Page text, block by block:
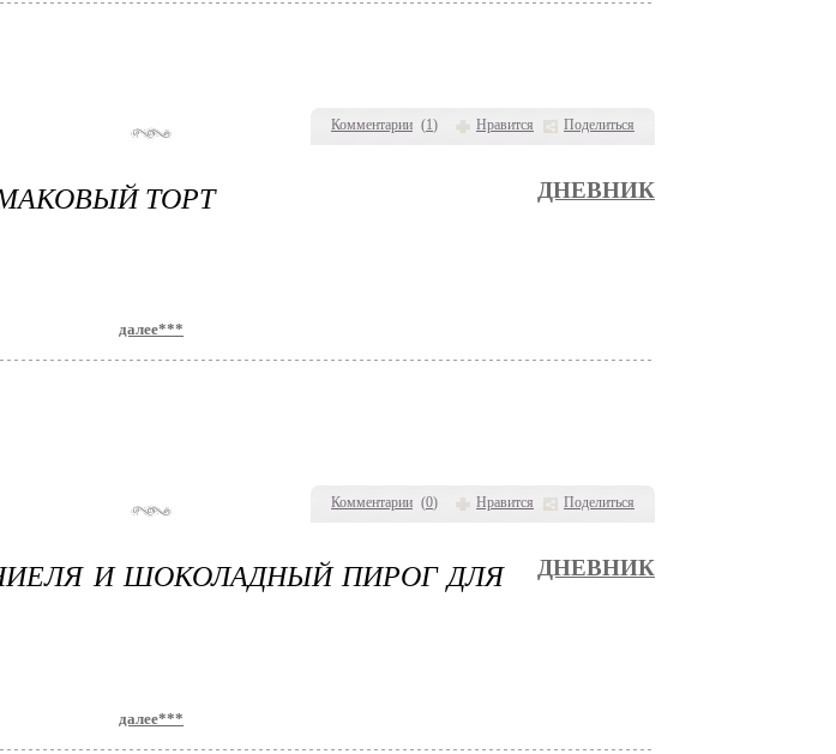
Комментарии (1) Нравится Поделиться
Комментарии (0) Нравится Поделиться
ТОРТ ДНЕВНИК
далее***
И ШОКОЛАДНЫЙ ПИРОГ ДЛЯ
ДНЕВНИК
далее***